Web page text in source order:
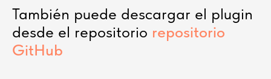
También puede descargar el plugin
desde el repositorio repositorio
GitHub